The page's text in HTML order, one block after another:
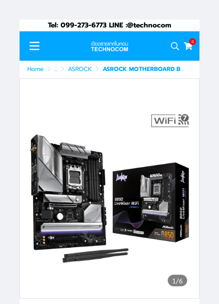
Tel: 099-273-6773 LINE :@technocom
0
Home ... ASROCK ASROCK MOTHERBOARD B850 LIVEMIXER WIFI (90-MXBQU0-A0UAYZ)
1/6